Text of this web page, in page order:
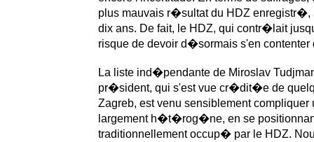
plus mauvais r�sultat du HDZ enregistr�,
dix ans. De fait, le HDZ, qui contr�lait
risque de devoir d�sormais s'en contenter
La liste ind�pendante de Miroslav
pr�sident, qui s'est vue cr�dit�e de
Zagreb, est venu sensiblement
largement h�t�rog�ne, en se
traditionnellement occup� par le HDZ.